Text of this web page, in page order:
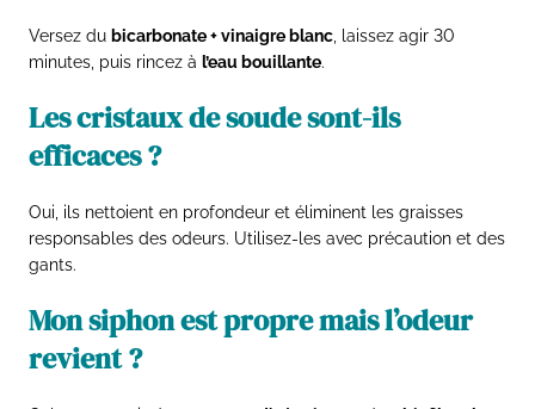
Versez du bicarbonate + vinaigre blanc , laissez agir 30
minutes, puis rincez à l’eau bouillante.
Les cristaux de soude sont-ils
efficaces ?
Oui, ils nettoient en profondeur et éliminent les graisses
responsables des odeurs. Utilisez-les avec précaution et des
gants.
Mon siphon est propre mais l’odeur
revient ?